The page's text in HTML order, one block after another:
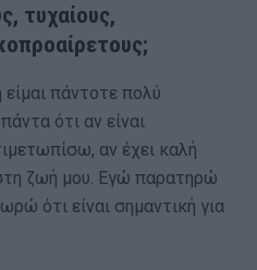
τυχαίους,
είμαι πάντοτε πολύ
ότι αν είναι
αν έχει καλή
ζωή μου. Εγώ παρατηρώ
ότι είναι σημαντική για